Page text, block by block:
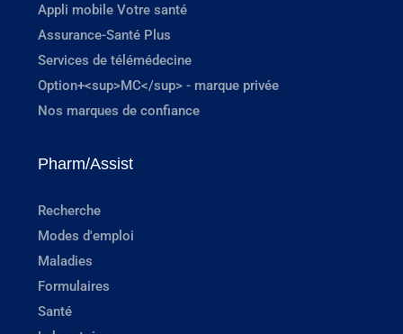
Appli mobile Votre santé
Assurance-Santé Plus
Services de télémédecine
Option+<sup>MC</sup> - marque privée
Nos marques de confiance
Pharm/Assist
Recherche
Modes d'emploi
Maladies
Formulaires
Santé